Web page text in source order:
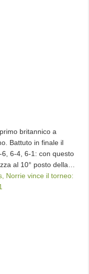
britannico a
Battuto in finale il
6-4, 6-1: con questo
al 10° posto della…
Norrie vince il torneo: